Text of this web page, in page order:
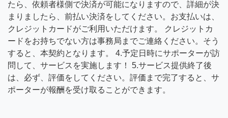
たら、依頼者様側で決済が可能になりますので、詳細が決
まりましたら、前払い決済をしてください。お支払いは、
クレジットカードがご利用いただけます。 クレジットカ
ードをお持ちでない方は事務局までご連絡ください。そう
すると、本契約となります。 4.予定日時にサポーターが訪
問して、サービスを実施します！ 5.サービス提供終了後
は、必ず、評価をしてください。評価まで完了すると、サ
ポーターが報酬を受け取ることができます。